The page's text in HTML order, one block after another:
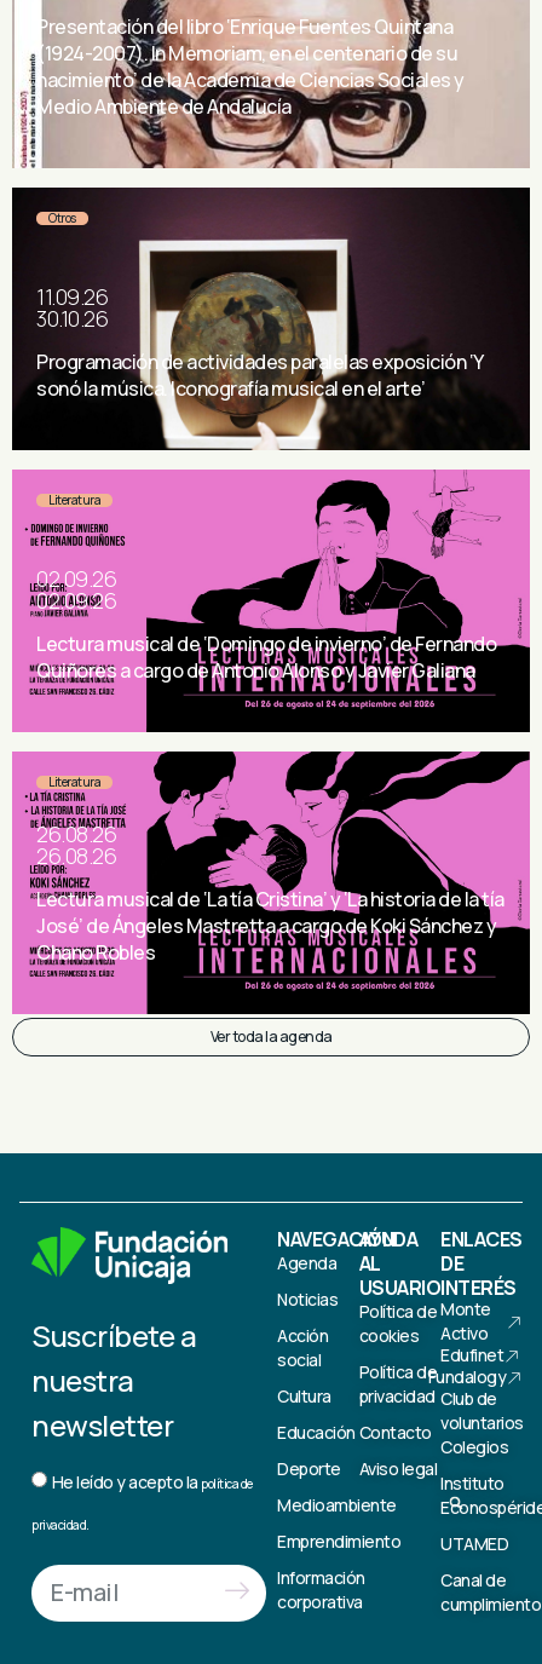
Presentación del libro ‘Enrique Fuentes Quintana
(1924-2007). In Memoriam, en el centenario de su
nacimiento’ de la Academia de Ciencias Sociales y
Medio Ambiente de Andalucía
Otros
11.09.26
30.10.26
Programación de actividades paralelas exposición ‘Y
sonó la música. Iconografía musical en el arte’
Literatura
02.09.26
02.09.26
Lectura musical de ‘Domingo de invierno’ de Fernando
Quiñores a cargo de Antonio Alonso y Javier Galiana
Literatura
26.08.26
26.08.26
Lectura musical de ‘La tía Cristina’ y ‘La historia de la tía
José’ de Ángeles Mastretta a cargo de Koki Sánchez y
Chano Robles
Ver toda la agenda
Suscríbete a
nuestra
newsletter
He leído y acepto la política de
privacidad.
NAVEGACIÓN
Agenda
Noticias
Acción
social
Cultura
Educación
Deporte
Medioambiente
Emprendimiento
Información
corporativa
AYUDA
AL
USUARIO
Política de
cookies
Política de
privacidad
Contacto
Aviso legal
ENLACES
DE
INTERÉS
Monte
Activo
Edufinet
Fundalogy
Club de
voluntarios
Colegios
Instituto
UTAMED
Canal de
cumplimiento